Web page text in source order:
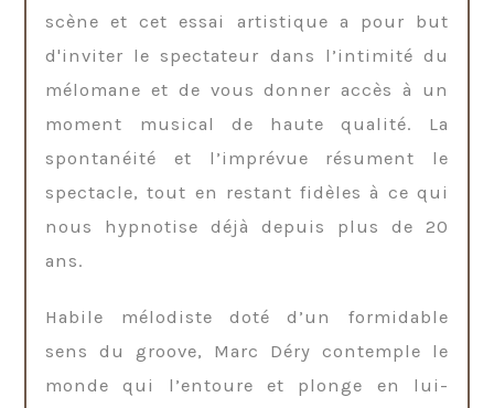
scène et cet essai artistique a pour but
d'inviter le spectateur dans l’intimité du
mélomane et de vous donner accès à un
moment musical de haute qualité. La
spontanéité et l’imprévue résument le
spectacle, tout en restant fidèles à ce qui
nous hypnotise déjà depuis plus de 20
ans.
Habile mélodiste doté d’un formidable
sens du groove, Marc Déry contemple le
monde qui l’entoure et plonge en lui-